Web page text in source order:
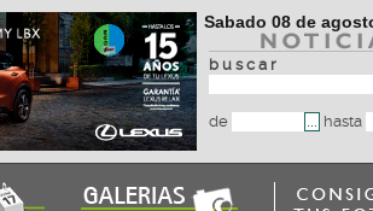
Sabado 08 de
b u s c a r
de hasta